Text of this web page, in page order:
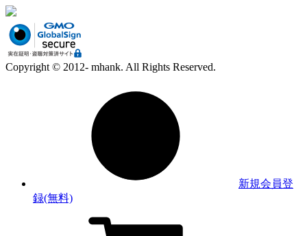
Copyright © 2012- mhank. All Rights Reserved.
新規会員登
録(無料)